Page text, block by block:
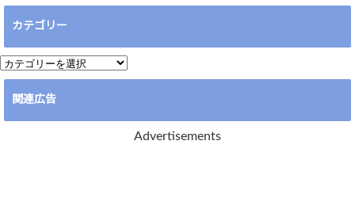
カテゴリー
カ
テ
リ
関連広告
Advertisements